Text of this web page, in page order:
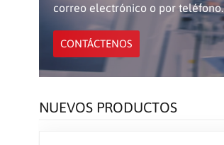
correo electrónico o por teléfono.
CONTÁCTENOS
NUEVOS PRODUCTOS